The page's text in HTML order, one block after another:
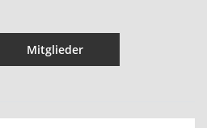
Mitglieder